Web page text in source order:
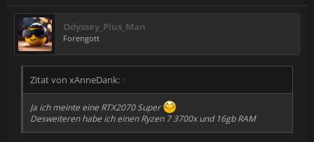
Odyssey_Plus_Man
Forengott
Zitat von xAnneDank: ↑
Ja ich meinte eine RTX2070 Super
Desweiteren habe ich einen Ryzen 7 3700x und 16gb RAM